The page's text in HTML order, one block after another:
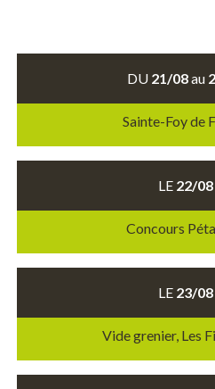
DU 21/08au
Sainte-Foy de
LE 22/08
Concours
LE 23/08
Vide grenier, Les